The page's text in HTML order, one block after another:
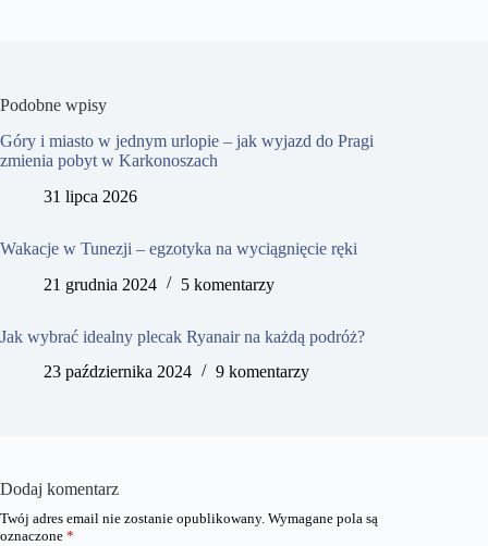
Podobne wpisy
Góry i miasto w jednym urlopie – jak wyjazd do Pragi
zmienia pobyt w Karkonoszach
31 lipca 2026
Wakacje w Tunezji – egzotyka na wyciągnięcie ręki
21 grudnia 2024
5 komentarzy
Jak wybrać idealny plecak Ryanair na każdą podróż?
23 października 2024
9 komentarzy
Dodaj komentarz
Twój adres email nie zostanie opublikowany. Wymagane pola są
oznaczone *